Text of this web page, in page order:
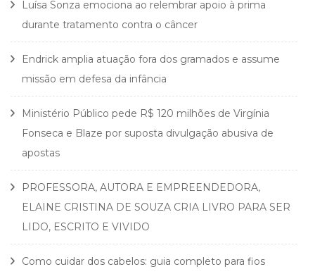
Luísa Sonza emociona ao relembrar apoio à prima
durante tratamento contra o câncer
Endrick amplia atuação fora dos gramados e assume
missão em defesa da infância
Ministério Público pede R$ 120 milhões de Virgínia
Fonseca e Blaze por suposta divulgação abusiva de
apostas
PROFESSORA, AUTORA E EMPREENDEDORA,
ELAINE CRISTINA DE SOUZA CRIA LIVRO PARA SER
LIDO, ESCRITO E VIVIDO
Como cuidar dos cabelos: guia completo para fios